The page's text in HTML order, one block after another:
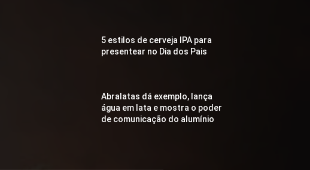
5 estilos de cerveja IPA para
presentear no Dia dos Pais
Abralatas dá exemplo, lança
água em lata e mostra o poder
de comunicação do alumínio